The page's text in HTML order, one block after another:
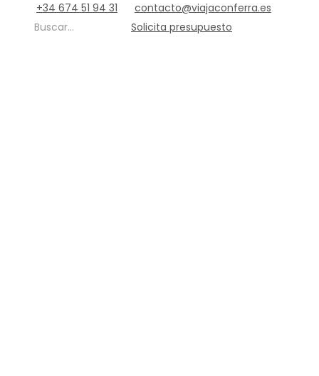
+34 674 51 94 31
contacto@viajaconferra.es
Buscar...
Solicita presupuesto